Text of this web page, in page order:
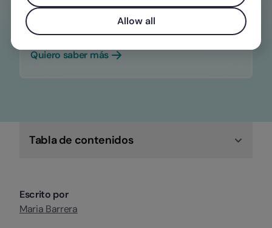
y nómina en una única y sencilla
Quiero saber más
Tabla de contenidos
Escrito por
Maria Barrera
Allow all